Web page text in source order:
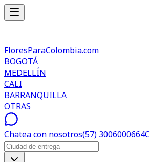
FloresParaColombia.com
BOGOTÁ
MEDELLÍN
CALI
BARRANQUILLA
OTRAS
Chatea con nosotros(57) 3006000664